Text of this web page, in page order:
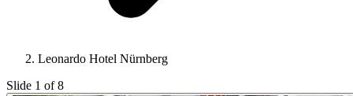
Leonardo Hotel Nürnberg
Slide 1 of 8